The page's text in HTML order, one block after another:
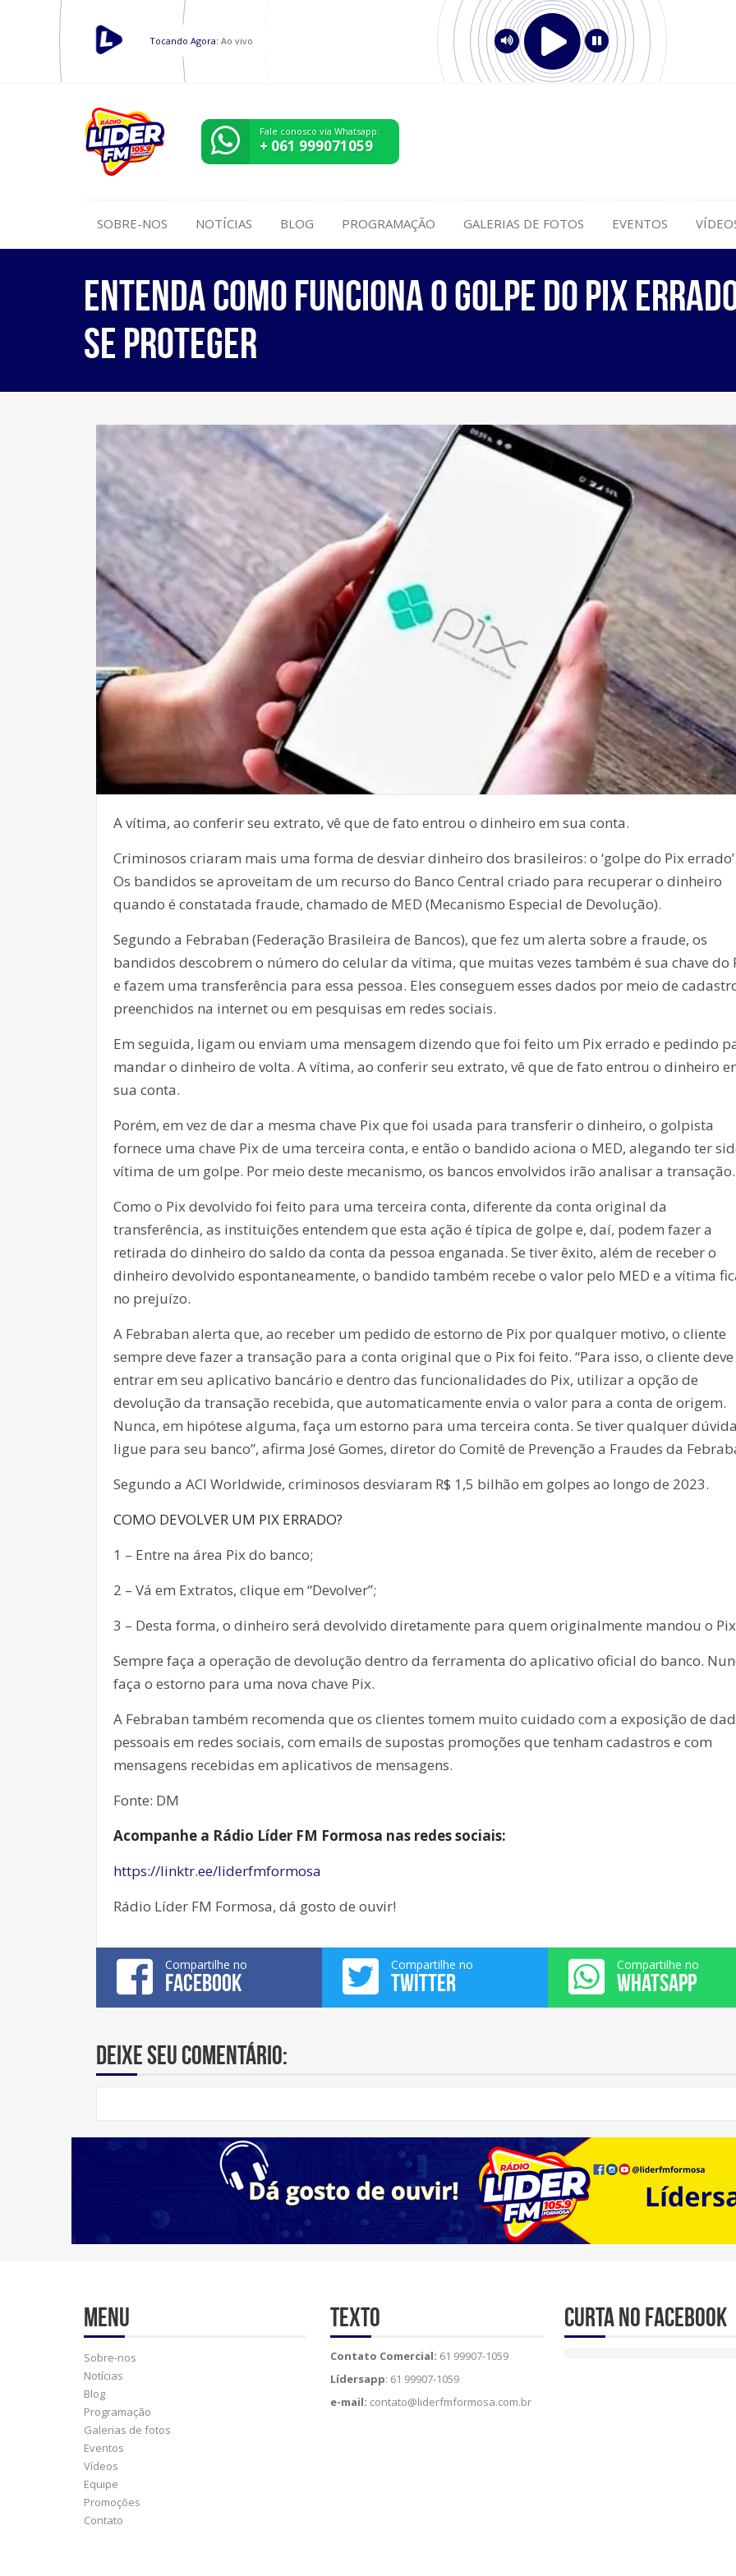
Tocando Agora: Ao vivo
Fale conosco via Whatsapp:
+ 061 999071059
SOBRE-NOS NOTÍCIAS BLOG PROGRAMAÇÃO GALERIAS DE FOTOS EVENTOS
Entenda como funciona o golpe do Pix
se proteger
A vítima, ao conferir seu extrato, vê que de fato entrou o dinheiro em sua conta.
Criminosos criaram mais uma forma de desviar dinheiro dos brasileiros: o ‘golpe do Pix errado’.
Os bandidos se aproveitam de um recurso do Banco Central criado para recuperar o dinheiro
quando é constatada fraude, chamado de MED (Mecanismo Especial de Devolução).
Segundo a Febraban (Federação Brasileira de Bancos), que fez um alerta sobre a fraude, os
bandidos descobrem o número do celular da vítima, que muitas vezes também é sua chave do
e fazem uma transferência para essa pessoa. Eles conseguem esses dados por meio de
preenchidos na internet ou em pesquisas em redes sociais.
Em seguida, ligam ou enviam uma mensagem dizendo que foi feito um Pix errado e pedindo
mandar o dinheiro de volta. A vítima, ao conferir seu extrato, vê que de fato entrou o dinheiro
sua conta.
Porém, em vez de dar a mesma chave Pix que foi usada para transferir o dinheiro, o golpista
fornece uma chave Pix de uma terceira conta, e então o bandido aciona o MED, alegando ter
vítima de um golpe. Por meio deste mecanismo, os bancos envolvidos irão analisar a transação.
Como o Pix devolvido foi feito para uma terceira conta, diferente da conta original da
transferência, as instituições entendem que esta ação é típica de golpe e, daí, podem fazer a
retirada do dinheiro do saldo da conta da pessoa enganada. Se tiver êxito, além de receber o
dinheiro devolvido espontaneamente, o bandido também recebe o valor pelo MED e a vítima
no prejuízo.
A Febraban alerta que, ao receber um pedido de estorno de Pix por qualquer motivo, o cliente
sempre deve fazer a transação para a conta original que o Pix foi feito. “Para isso, o cliente deve
entrar em seu aplicativo bancário e dentro das funcionalidades do Pix, utilizar a opção de
devolução da transação recebida, que automaticamente envia o valor para a conta de origem.
Nunca, em hipótese alguma, faça um estorno para uma terceira conta. Se tiver qualquer
ligue para seu banco”, afirma José Gomes, diretor do Comitê de Prevenção a Fraudes da
Segundo a ACI Worldwide, criminosos desviaram R$ 1,5 bilhão em golpes ao longo de 2023.
COMO DEVOLVER UM PIX ERRADO?
1 – Entre na área Pix do banco;
2 – Vá em Extratos, clique em “Devolver”;
3 – Desta forma, o dinheiro será devolvido diretamente para quem originalmente mandou o
Sempre faça a operação de devolução dentro da ferramenta do aplicativo oficial do banco.
faça o estorno para uma nova chave Pix.
A Febraban também recomenda que os clientes tomem muito cuidado com a exposição de
pessoais em redes sociais, com emails de supostas promoções que tenham cadastros e com
mensagens recebidas em aplicativos de mensagens.
Fonte: DM
Acompanhe a Rádio Líder FM Formosa nas redes sociais:
https://linktr.ee/liderfmformosa
Rádio Líder FM Formosa, dá gosto de ouvir!
Compartilhe no
FACEBOOK
Compartilhe no
TWITTER
Compartilhe no
WHATSAPP
Deixe seu comentário:
Menu
Sobre-nos
Notícias
Blog
Programação
Galerias de fotos
Eventos
Vídeos
Equipe
Promoções
Contato
Texto
Contato Comercial: 61 99907-1059
Lídersapp: 61 99907-1059
e-mail: contato@liderfmformosa.com.br
Curta no Facebook